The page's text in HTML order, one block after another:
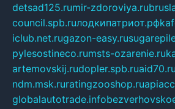
detsad125.rumir-zdoroviya.ru
council.spb.ruлодкипатриот.рф
iclub.net.rugazon-easy.ru
pylesostineco.rumsts-ozarenie.ru
artemovskij.rudopler.spb.ruaid70.ru
ndm.msk.ruratingzooshop.ru
globalautotrade.info